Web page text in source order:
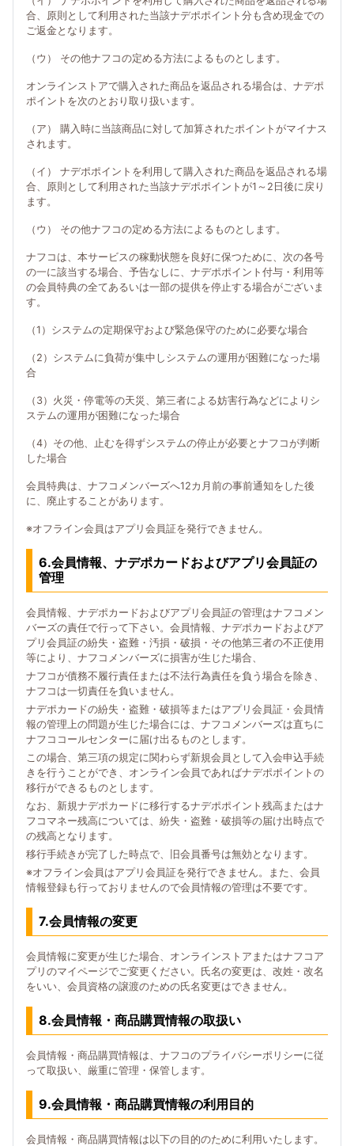
合、原則として利用された当該ナデポポイント分も含め現金での
ご返金となります。
（ウ） その他ナフコの定める方法によるものとします。
オンラインストアで購入された商品を返品される場合は、ナデポ
ポイントを次のとおり取り扱います。
（ア） 購入時に当該商品に対して加算されたポイントがマイナス
されます。
（イ） ナデポポイントを利用して購入された商品を返品される場
合、原則として利用された当該ナデポポイントが1～2日後に戻り
ます。
（ウ） その他ナフコの定める方法によるものとします。
ナフコは、本サービスの稼動状態を良好に保つために、次の各号
の一に該当する場合、予告なしに、ナデポポイント付与・利用等
の会員特典の全てあるいは一部の提供を停止する場合がございま
す。
（1）システムの定期保守および緊急保守のために必要な場合
（2）システムに負荷が集中しシステムの運用が困難になった場
合
（3）火災・停電等の天災、第三者による妨害行為などによりシ
ステムの運用が困難になった場合
（4）その他、止むを得ずシステムの停止が必要とナフコが判断
した場合
会員特典は、ナフコメンバーズへ12カ月前の事前通知をした後
に、廃止することがあります。
※オフライン会員はアプリ会員証を発行できません。
6.会員情報、ナデポカードおよびアプリ会員証の
管理
会員情報、ナデポカードおよびアプリ会員証の管理はナフコメン
バーズの責任で行って下さい。会員情報、ナデポカードおよびア
プリ会員証の紛失・盗難・汚損・破損・その他第三者の不正使用
等により、ナフコメンバーズに損害が生じた場合、
ナフコが債務不履行責任または不法行為責任を負う場合を除き、
ナフコは一切責任を負いません。
ナデポカードの紛失・盗難・破損等またはアプリ会員証・会員情
報の管理上の問題が生じた場合には、ナフコメンバーズは直ちに
ナフココールセンターに届け出るものとします。
この場合、第三項の規定に関わらず新規会員として入会申込手続
きを行うことができ、オンライン会員であればナデポポイントの
移行ができるものとします。
なお、新規ナデポカードに移行するナデポポイント残高またはナ
フコマネー残高については、紛失・盗難・破損等の届け出時点で
の残高となります。
移行手続きが完了した時点で、旧会員番号は無効となります。
※オフライン会員はアプリ会員証を発行できません。また、会員
情報登録も行っておりませんので会員情報の管理は不要です。
7.会員情報の変更
会員情報に変更が生じた場合、オンラインストアまたはナフコア
プリのマイページでご変更ください。氏名の変更は、改姓・改名
をいい、会員資格の譲渡のための氏名変更はできません。
8.会員情報・商品購買情報の取扱い
会員情報・商品購買情報は、ナフコのプライバシーポリシーに従
って取扱い、厳重に管理・保管します。
9.会員情報・商品購買情報の利用目的
会員情報・商品購買情報は以下の目的のために利用いたします。